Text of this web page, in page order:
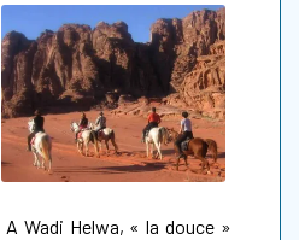
Wadi Helwa, « la douce »